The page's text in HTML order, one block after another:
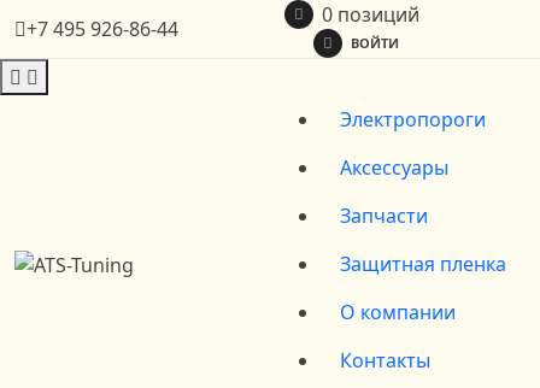
+7 495 926-86-44
0 позиций
ВОЙТИ
Электропороги
Аксессуары
Запчасти
Защитная пленка
О компании
Контакты